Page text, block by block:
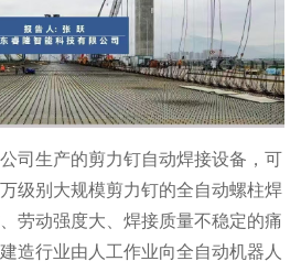
司生产的剪力钉自动焊接设备，可
级别大规模剪力钉的全自动螺柱焊
劳动强度大、焊接质量不稳定的痛
造行业由人工作业向全自动机器人